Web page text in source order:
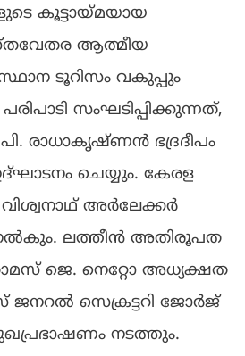
കൂട്ടായ്മയായ
ആത്മീയ
ടൂറിസം വകുപ്പും
സംഘടിപ്പിക്കുന്നത്,
രാധാകൃഷ്ണന്‍ ഭദ്രദീപം
ചെയ്യും. കേരള
അര്‍ലേക്കര്‍
ലത്തീന്‍ അതിരൂപത
ജെ. നെറ്റോ അധ്യക്ഷത
സെക്രട്ടറി ജോര്‍ജ്
നടത്തും.